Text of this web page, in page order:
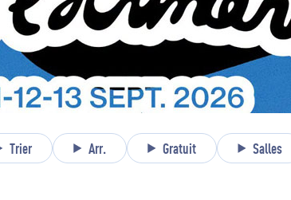
Trier Arr. Gratuit Salles